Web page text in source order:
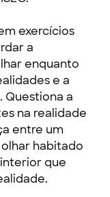
exercícios
a
enquanto
e a
a
na realidade
entre um
habitado
que